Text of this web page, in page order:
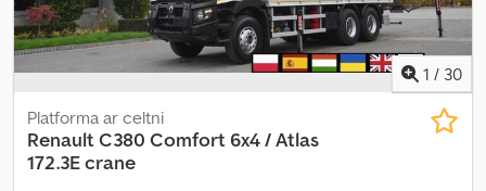
1 / 30
Platforma ar celtni
Renault C380 Comfort 6x4 / Atlas
172.3E crane